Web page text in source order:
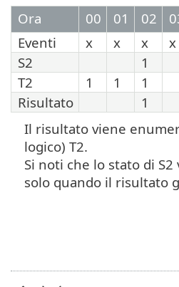
Ora
00 01 02
Eventi
x x x x
S2
1
T2
1 1
1
Risultato
1
Il risultato viene
logico) T2.
Si noti che lo stato di
solo quando il risultato